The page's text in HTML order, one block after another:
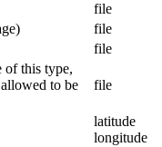
file
file
file
of this type,
to be
file
latitude
longitude